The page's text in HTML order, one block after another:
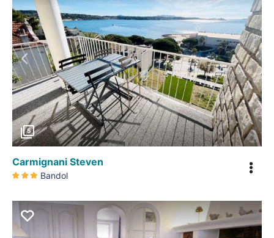
Précédent
5
Carmignani Steven
Bandol